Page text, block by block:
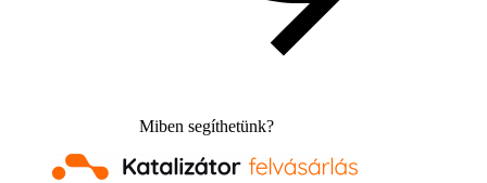
Miben segíthetünk?